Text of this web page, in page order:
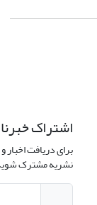
اشتراک
برای دریافت اخبار
نشریه مشترک